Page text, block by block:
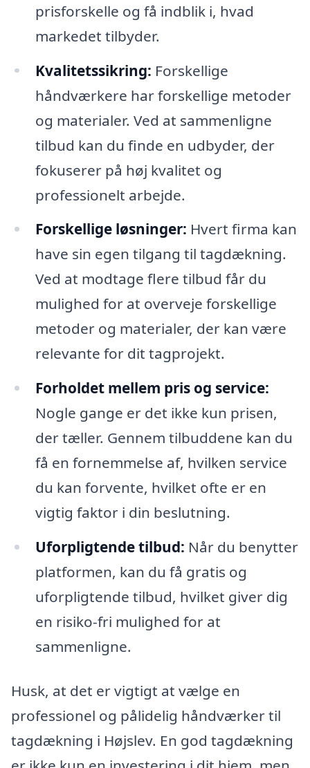
prisforskelle og få indblik i, hvad
markedet tilbyder.
Kvalitetssikring: Forskellige
håndværkere har forskellige metoder
og materialer. Ved at sammenligne
tilbud kan du finde en udbyder, der
fokuserer på høj kvalitet og
professionelt arbejde.
Forskellige løsninger: Hvert firma kan
have sin egen tilgang til tagdækning.
Ved at modtage flere tilbud får du
mulighed for at overveje forskellige
metoder og materialer, der kan være
relevante for dit tagprojekt.
Forholdet mellem pris og service:
Nogle gange er det ikke kun prisen,
der tæller. Gennem tilbuddene kan du
få en fornemmelse af, hvilken service
du kan forvente, hvilket ofte er en
vigtig faktor i din beslutning.
Uforpligtende tilbud: Når du benytter
platformen, kan du få gratis og
uforpligtende tilbud, hvilket giver dig
en risiko-fri mulighed for at
sammenligne.
Husk, at det er vigtigt at vælge en
professionel og pålidelig håndværker til
tagdækning i Højslev. En god tagdækning